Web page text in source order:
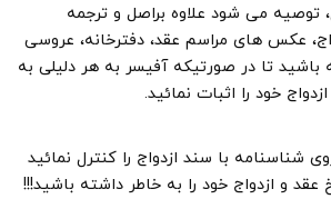
توصیه می شود علاوه براصل و ترجمه
عکس های مراسم عقد، دفترخانه، عروسی
باشید تا در صورتیکه آفیسر به هر دلیلی به
خود را اثبات نمائید.
شناسنامه با سند ازدواج را کنترل نمائید
و ازدواج خود را به خاطر داشته باشید!!!